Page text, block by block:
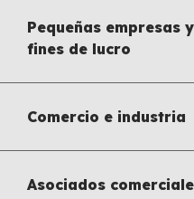
Pequeñas empresas
fines de lucro
Comercio e industria
Asociados